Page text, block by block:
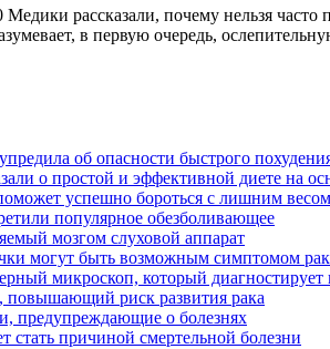
рассказали, почему нельзя часто
в первую очередь,
об опасности быстрого
о простой и эффективной диете на
успешно бороться с лишним весом
популярное обезболивающее
мозгом слуховой аппарат
могут быть возможным симптомом
микроскоп, который
повышающий риск развития рака
предупреждающие о болезнях
стать причиной смертельной болезни